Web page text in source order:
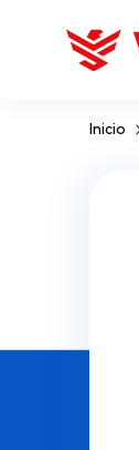
Inicio